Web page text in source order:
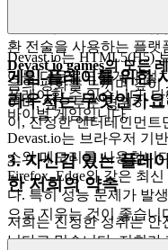
구에 대한 걱정 없이 게
을 알 때 오는 깊은 신뢰
환 전술을 사용하는 플랫
Devast io games의 모든
음의 평화를 느끼며 깊이
이며, 앞으로도 영원히
이, 진정한 엔터테인먼트
3. 자신감 있는 플레
한 저희의 약속
저희는 진정한 성취는 안
닌다고 믿습니다. 저희가
Devast.io는 HTML5(H5)
어를 다운로드하거나 설
플레이할 수 있습니다.
바이벌 게임입니다.
게임 플레이를 위한
라우저는 무엇인가
Devast.io는 브라우저 기
소와 메모리를 사용합니
Firefox, Edge와 같은 최
다. 특히 성능 문제가 발
으로 지우는 것이 좋습니